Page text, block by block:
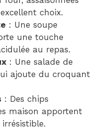
choix.
: Une soupe
une touche
au repas.
: Une salade de
ajoute du croquant
: Des chips
maison apportent